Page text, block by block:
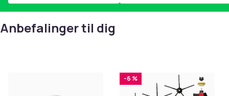
Anbefalinger til dig
-6 %